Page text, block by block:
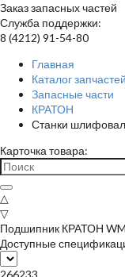
Заказ запасных частей
Служба поддержки:
8 (4212) 91-54-80
Главная
Каталог запчастей
Запасные части
КРАТОН
Станки
Карточка товара:
△
▽
Подшипник КРАТОН
Доступные
266233